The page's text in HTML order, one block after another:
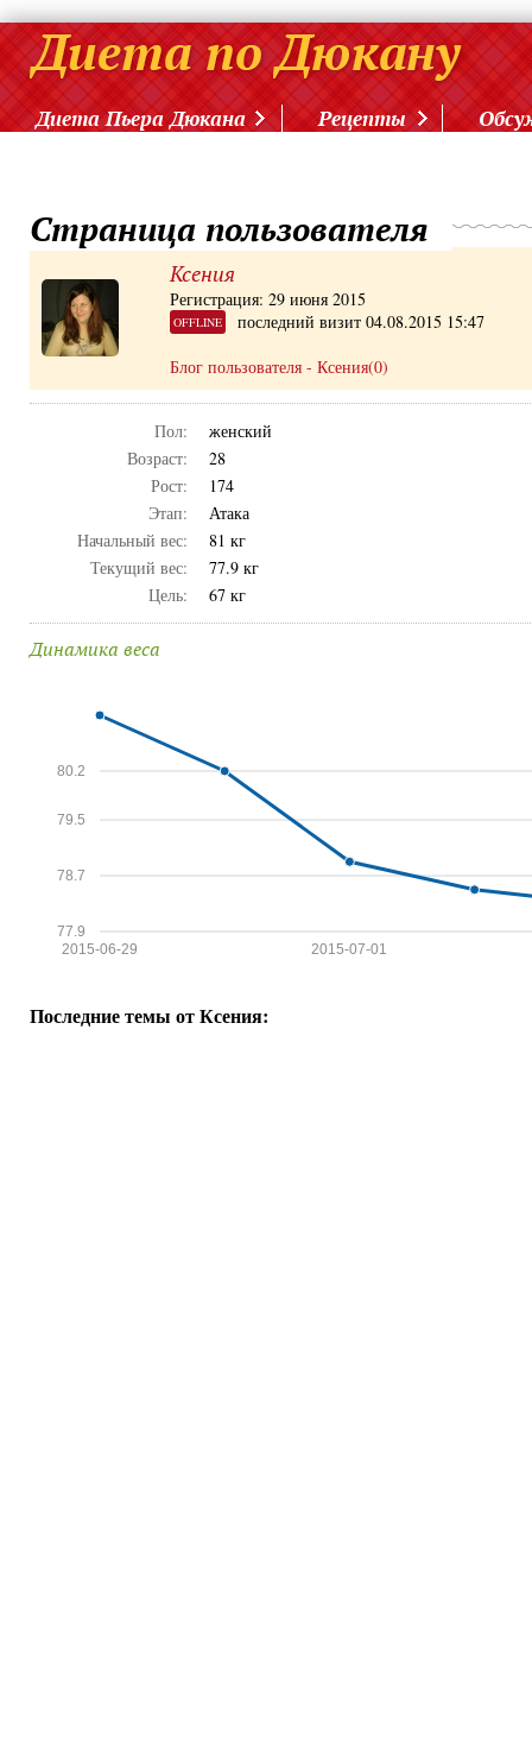
Диета Пьера Дюкана Рецепты
Страница пользователя
Ксения
Регистрация: 29 июня 2015
OFFLINE
последний визит 04.08.2015 15:47
Блог пользователя - Ксения(0)
Пол:
женский
Возраст:
28
Рост:
174
Этап:
Атака
Начальный вес:
81 кг
Текущий вес:
77.9 кг
Цель:
67 кг
Динамика веса
77.9
78.7
79.5
80.2
2015-07-01
2015-06-29
Последние темы от Ксения: